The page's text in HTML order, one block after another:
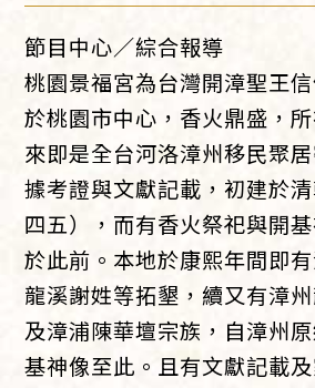
節目中心／綜合報導
桃園景福宮為台灣開漳聖王
於桃園市中心，香火鼎盛，
來即是全台河洛漳州移民聚
據考證與文獻記載，初建於
四五），而有香火祭祀與開
於此前。本地於康熙年間即
龍溪謝姓等拓墾，續又有漳
及漳浦陳華壇宗族，自漳州
基神像至此。且有文獻記載